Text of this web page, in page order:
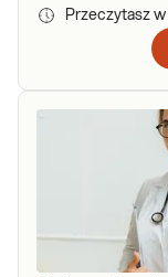
Przeczytasz w